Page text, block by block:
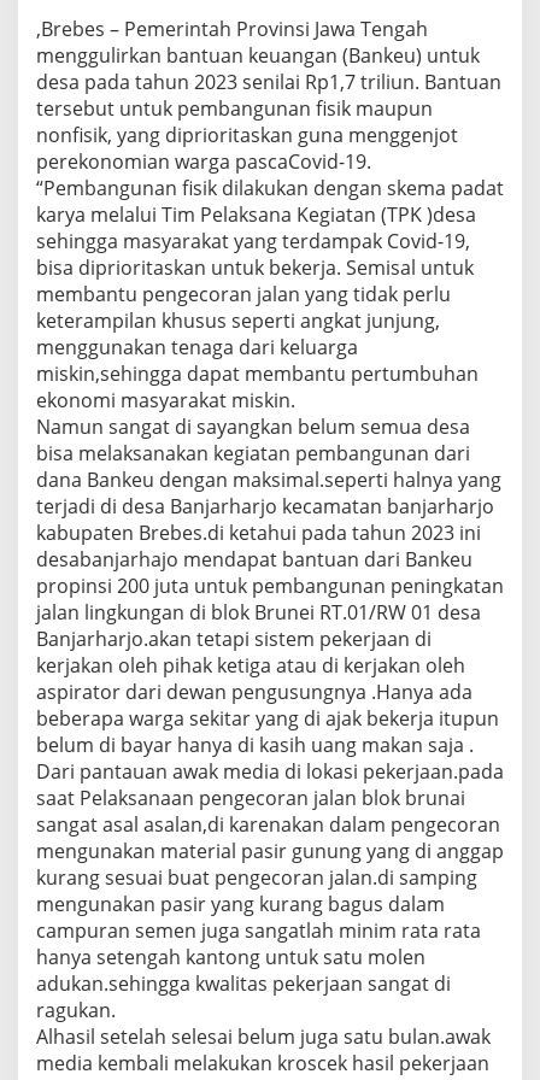
B
a
n
j
a
r
h
a
j
o
S
u
d
a
h
A
m
b
r
o
l
,Brebes – Pemerintah Provinsi Jawa Tengah
menggulirkan bantuan keuangan (Bankeu) untuk
desa pada tahun 2023 senilai Rp1,7 triliun. Bantuan
tersebut untuk pembangunan fisik maupun
nonfisik, yang diprioritaskan guna menggenjot
perekonomian warga pascaCovid-19.
“Pembangunan fisik dilakukan dengan skema padat
karya melalui Tim Pelaksana Kegiatan (TPK )desa
sehingga masyarakat yang terdampak Covid-19,
bisa diprioritaskan untuk bekerja. Semisal untuk
membantu pengecoran jalan yang tidak perlu
keterampilan khusus seperti angkat junjung,
menggunakan tenaga dari keluarga
miskin,sehingga dapat membantu pertumbuhan
ekonomi masyarakat miskin.
Namun sangat di sayangkan belum semua desa
bisa melaksanakan kegiatan pembangunan dari
dana Bankeu dengan maksimal.seperti halnya yang
terjadi di desa Banjarharjo kecamatan banjarharjo
kabupaten Brebes.di ketahui pada tahun 2023 ini
desabanjarhajo mendapat bantuan dari Bankeu
propinsi 200 juta untuk pembangunan peningkatan
jalan lingkungan di blok Brunei RT.01/RW 01 desa
Banjarharjo.akan tetapi sistem pekerjaan di
kerjakan oleh pihak ketiga atau di kerjakan oleh
aspirator dari dewan pengusungnya .Hanya ada
beberapa warga sekitar yang di ajak bekerja itupun
belum di bayar hanya di kasih uang makan saja .
Dari pantauan awak media di lokasi pekerjaan.pada
saat Pelaksanaan pengecoran jalan blok brunai
sangat asal asalan,di karenakan dalam pengecoran
mengunakan material pasir gunung yang di anggap
kurang sesuai buat pengecoran jalan.di samping
mengunakan pasir yang kurang bagus dalam
campuran semen juga sangatlah minim rata rata
hanya setengah kantong untuk satu molen
adukan.sehingga kwalitas pekerjaan sangat di
ragukan.
Alhasil setelah selesai belum juga satu bulan.awak
media kembali melakukan kroscek hasil pekerjaan